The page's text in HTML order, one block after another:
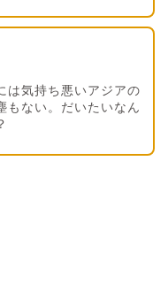
は気持ち悪いアジアの
もない。だいたいなん